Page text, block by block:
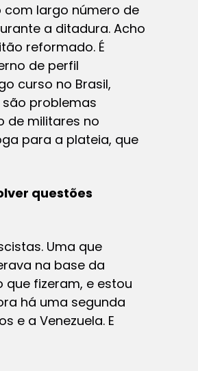
largo número de
a ditadura. Acho
reformado. É
de perfil
curso no Brasil,
problemas
de militares no
para a plateia, que
questões
Uma que
na base da
que fizeram, e estou
há uma segunda
e a Venezuela. E